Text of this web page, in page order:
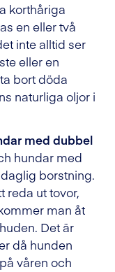
korthåriga
en eller två
inte alltid ser
eller en
bort döda
naturliga oljor i
med dubbel
hundar med
borstning.
reda ut tovor,
man åt
Det är
då hunden
våren och